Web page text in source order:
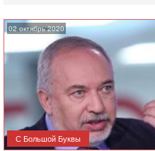
02 октябрь 2020
С Большой Буквы